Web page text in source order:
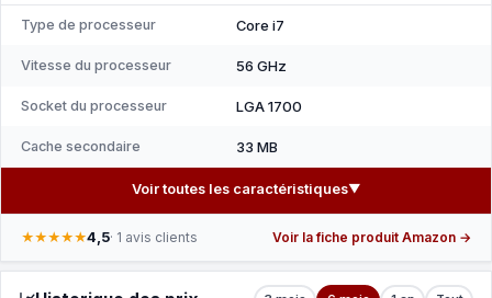
Type de processeur Core i7
Vitesse du processeur 56 GHz
Socket du processeur LGA 1700
Cache secondaire 33 MB
Voir toutes les caractéristiques▼
★★★★★4,5· 1 avis clients Voir la fiche produit Amazon →